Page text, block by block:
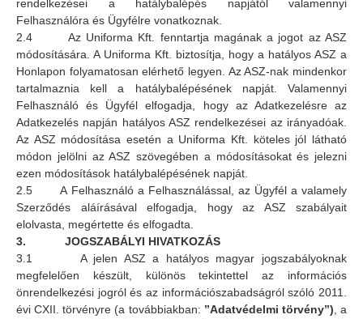
rendelkezései a hatálybalépés napjától valamennyi
Felhasználóra és Ügyfélre vonatkoznak.
2.4
Az Uniforma Kft. fenntartja magának a jogot az ASZ
módosítására. A Uniforma Kft. biztosítja, hogy a hatályos ASZ a
Honlapon folyamatosan elérhető legyen. Az ASZ-nak mindenkor
tartalmaznia kell a hatálybalépésének napját. Valamennyi
Felhasználó és Ügyfél elfogadja, hogy az Adatkezelésre az
Adatkezelés napján hatályos ASZ rendelkezései az irányadóak.
Az ASZ módosítása esetén a Uniforma Kft. köteles jól látható
módon jelölni az ASZ szövegében a módosításokat és jelezni
ezen módosítások hatálybalépésének napját.
2.5 A Felhasználó a Felhasználással, az Ügyfél a valamely
Szerződés aláírásával elfogadja, hogy az ASZ szabályait
elolvasta, megértette és elfogadta.
3. JOGSZABÁLYI HIVATKOZÁS
3.1 A jelen ASZ a hatályos magyar jogszabályoknak
megfelelően készült, különös tekintettel az információs
önrendelkezési jogról és az információszabadságról szóló 2011.
évi CXII. törvényre (a továbbiakban: ”Adatvédelmi törvény”) , a